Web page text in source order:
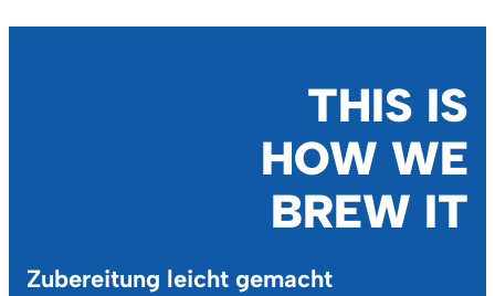
Zubereitung leicht gemacht
THIS IS
HOW WE
BREW IT